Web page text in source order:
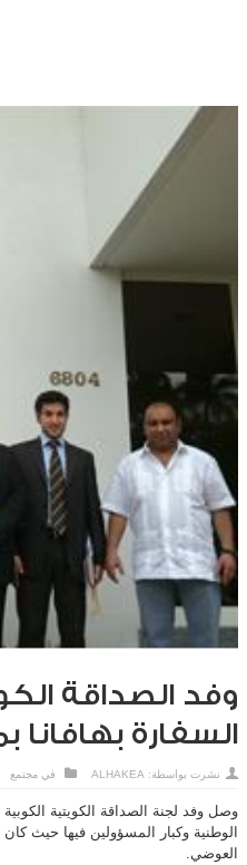
وفد الصداقة
السفارة بهافانا
نشرت بواسطة: ALHAKEA في مجتمع
وصل وفد لجنة الصداقة الكويتية
الوطنية وكبار المسؤولين فيها حيث
العوضي.